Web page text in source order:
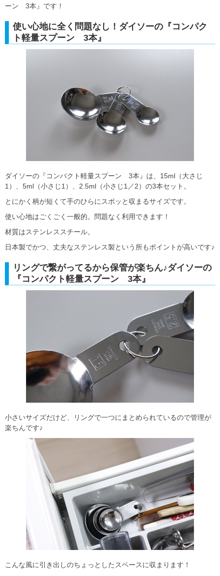
ーン 3本』です！
使い心地に全く問題なし！ダイソーの『コンパク
ト軽量スプーン 3本』
ダイソーの『コンパクト軽量スプーン 3本』は、15ml（大さじ
1）、5ml（小さじ1）、2.5ml（小さじ1／2）の3本セット。
とにかく柄が短くて手のひらにスポッと収まるサイズです。
使い心地はごくごく一般的。問題なく利用できます！
材質はステンレススチール。
日本製でかつ、丈夫なステンレス製という所もポイントが高いです♪
リングで繋がってるから保管が楽ちん♪ダイソーの
『コンパクト軽量スプーン 3本』
小さいサイズだけど、リングで一つにまとめられているので管理が
楽ちんです♪
こんな風に引き出しのちょっとしたスペースに収まります！